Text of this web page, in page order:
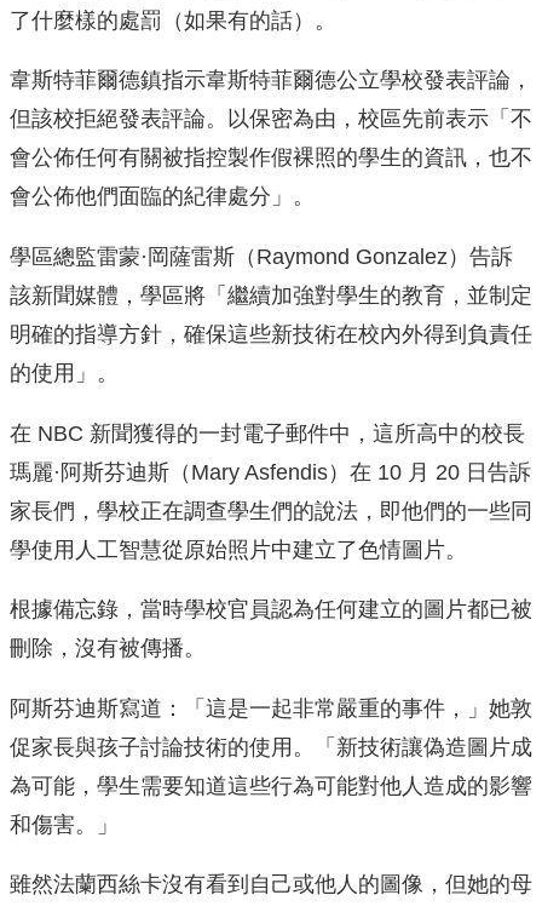
了什麼樣的處罰（如果有的話）。
韋斯特菲爾德鎮指示韋斯特菲爾德公立學校發表評論，
但該校拒絕發表評論。以保密為由，校區先前表示「不
會公佈任何有關被指控製作假裸照的學生的資訊，也不
會公佈他們面臨的紀律處分」。
學區總監雷蒙·岡薩雷斯（Raymond Gonzalez）告訴
該新聞媒體，學區將「繼續加強對學生的教育，並制定
明確的指導方針，確保這些新技術在校內外得到負責任
的使用」。
在 NBC 新聞獲得的一封電子郵件中，這所高中的校長
瑪麗·阿斯芬迪斯（Mary Asfendis）在 10 月 20 日告訴
家長們，學校正在調查學生們的說法，即他們的一些同
學使用人工智慧從原始照片中建立了色情圖片。
根據備忘錄，當時學校官員認為任何建立的圖片都已被
刪除，沒有被傳播。
阿斯芬迪斯寫道：「這是一起非常嚴重的事件，」她敦
促家長與孩子討論技術的使用。「新技術讓偽造圖片成
為可能，學生需要知道這些行為可能對他人造成的影響
和傷害。」
雖然法蘭西絲卡沒有看到自己或他人的圖像，但她的母